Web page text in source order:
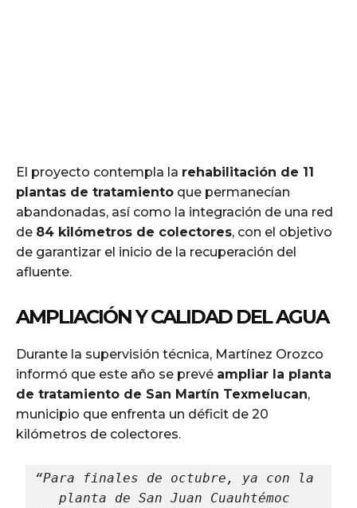
El proyecto contempla la rehabilitación de 11
plantas de tratamiento que permanecían
abandonadas, así como la integración de una red
de 84 kilómetros de colectores, con el objetivo
de garantizar el inicio de la recuperación del
afluente.
AMPLIACIÓN Y CALIDAD DEL AGUA
Durante la supervisión técnica, Martínez Orozco
informó que este año se prevé ampliar la planta
de tratamiento de San Martín Texmelucan,
municipio que enfrenta un déficit de 20
kilómetros de colectores.
“Para finales de octubre, ya con la
planta de San Juan Cuauhtémoc